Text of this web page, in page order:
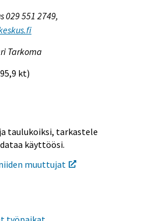
029 551 2749,
Tarkoma
kt)
taulukoiksi, tarkastele
käyttöösi.
muuttujat